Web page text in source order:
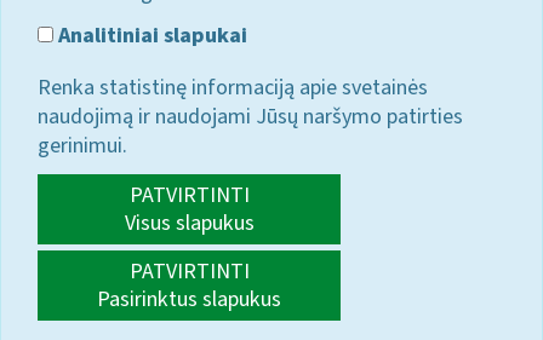
Analitiniai slapukai
Renka statistinę informaciją apie svetainės
naudojimą ir naudojami Jūsų naršymo patirties
gerinimui.
PATVIRTINTI
Visus slapukus
PATVIRTINTI
Pasirinktus slapukus